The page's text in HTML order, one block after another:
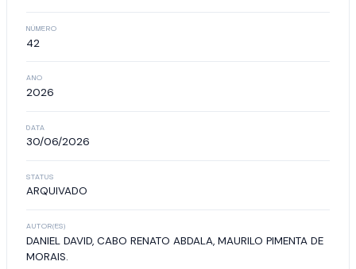
NÚMERO
42
ANO
2026
DATA
30/06/2026
STATUS
ARQUIVADO
AUTOR(ES)
DANIEL DAVID, CABO RENATO ABDALA, MAURILO PIMENTA DE
MORAIS.